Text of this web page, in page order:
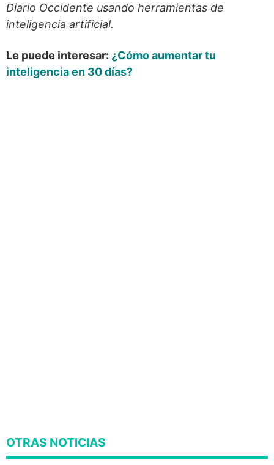
Diario Occidente usando herramientas de
inteligencia artificial.
Le puede interesar: ¿Cómo aumentar tu
inteligencia en 30 días?
OTRAS NOTICIAS